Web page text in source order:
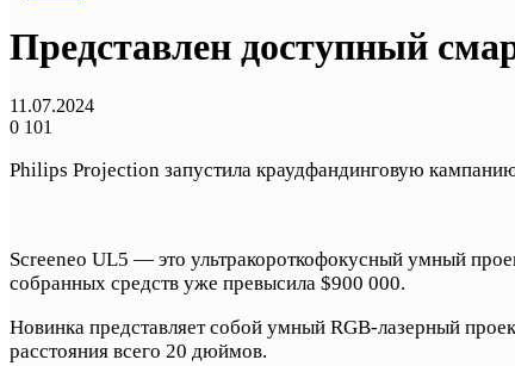
Представлен доступный
11.07.2024
0 101
Philips Projection запустила краудфандинговую
Screeneo UL5 — это ультракороткофокусный умный
собранных средств уже превысила $900 000.
Новинка представляет собой умный RGB-лазерный
расстояния всего 20 дюймов.